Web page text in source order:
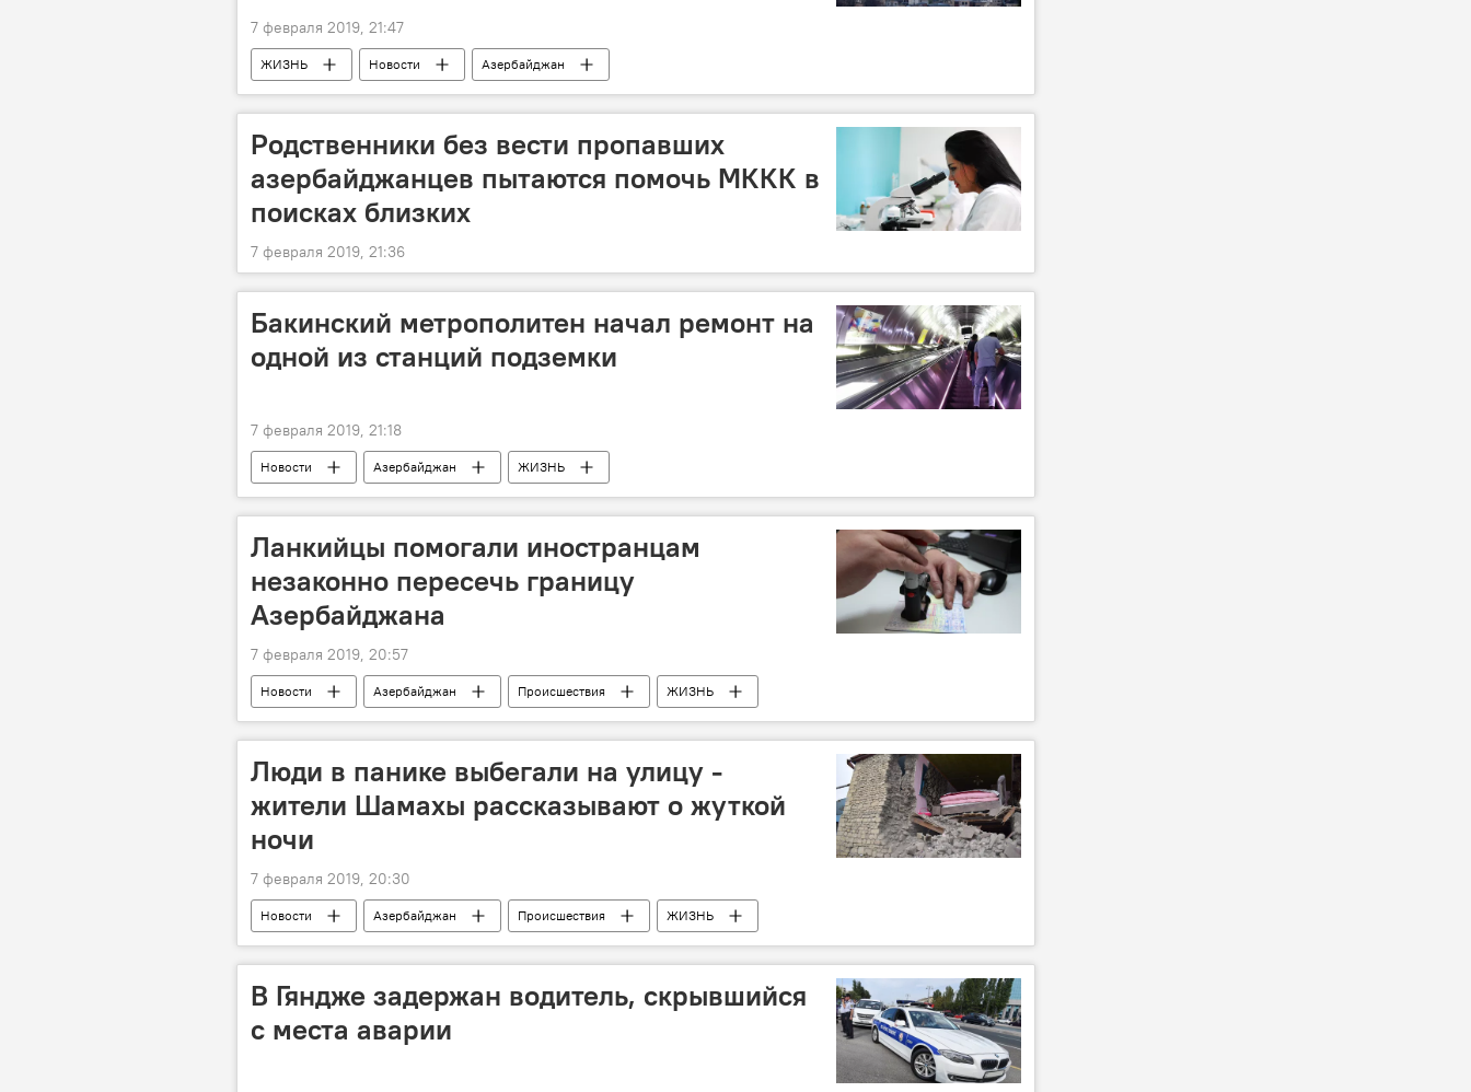
7 февраля 2019, 21:47
ЖИЗНЬ Новости Азербайджан
Родственники без вести пропавших
азербайджанцев пытаются помочь МККК в
поисках близких
7 февраля 2019, 21:36
Бакинский метрополитен начал ремонт на
одной из станций подземки
7 февраля 2019, 21:18
Новости Азербайджан ЖИЗНЬ
Ланкийцы помогали иностранцам
незаконно пересечь границу
Азербайджана
7 февраля 2019, 20:57
Новости Азербайджан Происшествия ЖИЗНЬ
Люди в панике выбегали на улицу -
жители Шамахы рассказывают о жуткой
ночи
7 февраля 2019, 20:30
Новости Азербайджан Происшествия
ЖИЗНЬ
Сильное землетрясение на севере Азербайджана
В Гяндже задержан водитель, скрывшийся
с места аварии